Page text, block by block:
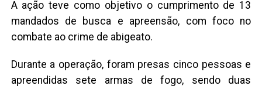
A ação teve como objetivo o cumprimento de 13
mandados de busca e apreensão, com foco no
combate ao crime de abigeato.
Durante a operação, foram presas cinco pessoas e
apreendidas sete armas de fogo, sendo duas